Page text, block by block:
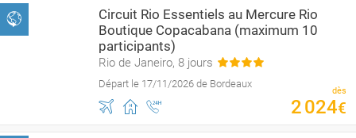
Circuit Rio Essentiels au Mercure Rio
Boutique Copacabana (maximum 10
participants)
Rio de Janeiro, 8 jours
Départ le 17/11/2026 de Bordeaux
dès
2024€